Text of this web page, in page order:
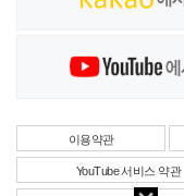
이용약관
YouTube 서비스 약관